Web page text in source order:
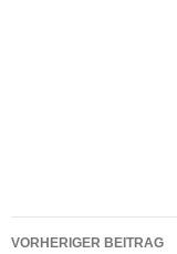
VORHERIGER BEITRAG